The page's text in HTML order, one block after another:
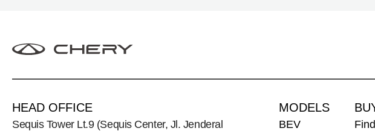
HEAD OFFICE
Sequis Tower Lt.9 (Sequis Center, Jl. Jenderal
MODELS
BEV